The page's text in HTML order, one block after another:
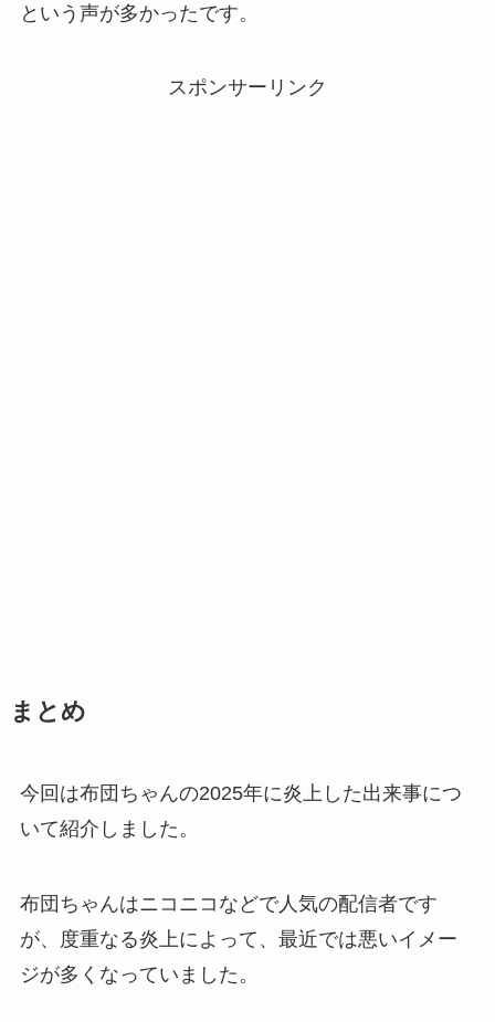
という声が多かったです。
スポンサーリンク
まとめ
今回は布団ちゃんの2025年に炎上した出来事につ
いて紹介しました。
布団ちゃんはニコニコなどで人気の配信者です
が、度重なる炎上によって、最近では悪いイメー
ジが多くなっていました。